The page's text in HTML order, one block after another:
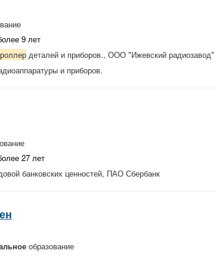
9 лет
деталей и приборов., ООО "Ижевский радиозавод"
и приборов.
27 лет
банковских ценностей, ПАО Сбербанк
образование